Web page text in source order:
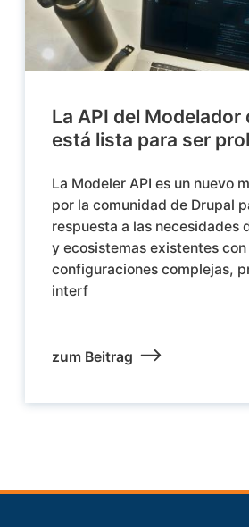
La API del Modelador
está lista para ser
La Modeler API es un nuevo
por la comunidad de Drupal
respuesta a las necesidades
y ecosistemas existentes con
configuraciones complejas,
interf
zum Beitrag